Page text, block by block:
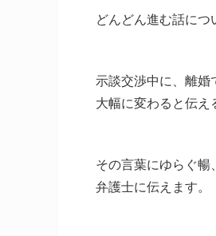
どんどん進む話につ
示談交渉中に、離
大幅に変わると伝え
その言葉にゆらぐ
弁護士に伝えます。